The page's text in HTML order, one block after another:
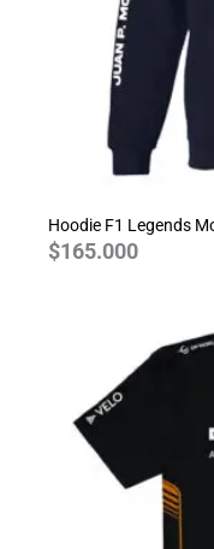
Hoodie F1 Legends
$165.000